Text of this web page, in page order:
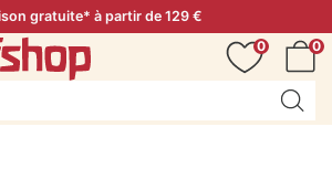
gratuite* à partir de 129 €
0
0